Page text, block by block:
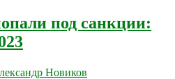
под санкции:
Новиков